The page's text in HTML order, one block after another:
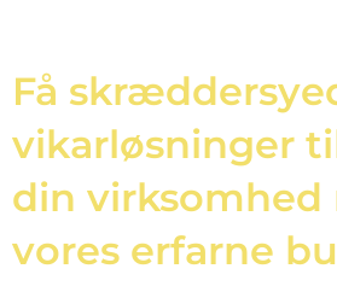
Få
vikarløsninger
din virksomhed
vores erfarne